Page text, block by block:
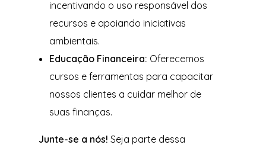
incentivando o uso responsável dos
recursos e apoiando iniciativas
ambientais.
Educação Financeira: Oferecemos
cursos e ferramentas para capacitar
nossos clientes a cuidar melhor de
suas finanças.
Junte-se a nós! Seja parte dessa